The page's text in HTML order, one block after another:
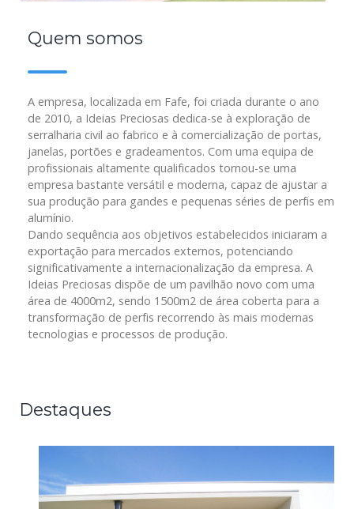
Quem somos
A empresa, localizada em Fafe, foi criada durante o ano
de 2010, a Ideias Preciosas dedica-se à exploração de
serralharia civil ao fabrico e à comercialização de portas,
janelas, portões e gradeamentos. Com uma equipa de
profissionais altamente qualificados tornou-se uma
empresa bastante versátil e moderna, capaz de ajustar a
sua produção para gandes e pequenas séries de perfis em
alumínio.
Dando sequência aos objetivos estabelecidos iniciaram a
exportação para mercados externos, potenciando
significativamente a internacionalização da empresa. A
Ideias Preciosas dispõe de um pavilhão novo com uma
área de 4000m2, sendo 1500m2 de área coberta para a
transformação de perfis recorrendo às mais modernas
tecnologias e processos de produção.
Destaques